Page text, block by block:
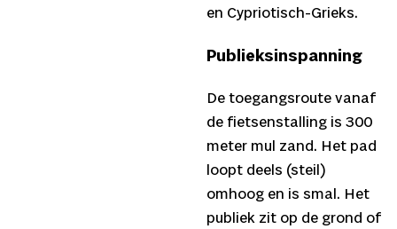
en Cypriotisch-Grieks.
Publieksinspanning
De toegangsroute vanaf
de fietsenstalling is 300
meter mul zand. Het pad
loopt deels (steil)
omhoog en is smal. Het
publiek zit op de grond of